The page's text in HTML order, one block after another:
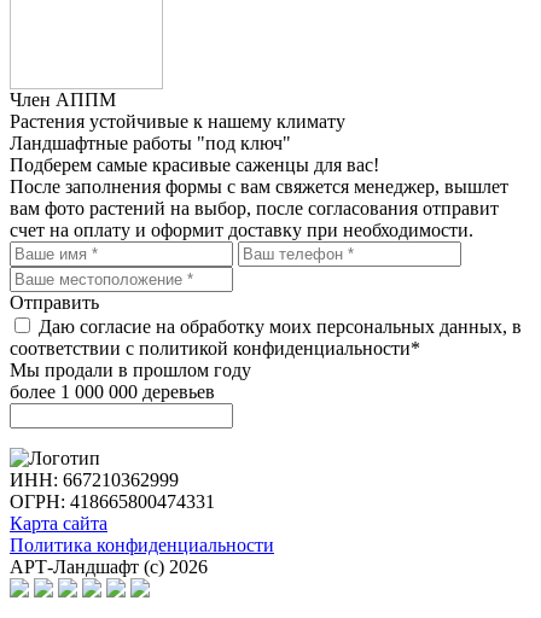
Член АППМ
Растения устойчивые к нашему климату
Ландшафтные работы "под ключ"
Подберем самые красивые саженцы для вас!
После заполнения формы с вам свяжется менеджер, вышлет
вам фото растений на выбор, после согласования отправит
счет на оплату и оформит доставку при необходимости.
Отправить
Даю согласие на обработку моих персональных данных, в
соответствии с политикой конфиденциальности*
Мы продали в прошлом году
более 1 000 000 деревьев
ИНН: 667210362999
ОГРН: 418665800474331
Карта сайта
Политика конфиденциальности
АРТ-Ландшафт (с) 2026